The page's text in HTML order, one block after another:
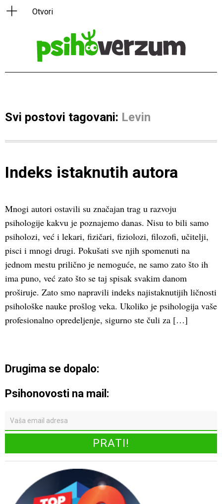
Svi postovi tagovani: Levin
Indeks istaknutih autora
Mnogi autori ostavili su značajan trag u razvoju
psihologije kakvu je poznajemo danas. Nisu to bili samo
psiholozi, već i lekari, fizičari, fiziolozi, filozofi, učitelji,
pisci i mnogi drugi. Pokušati sve njih spomenuti na
jednom mestu prilično je nemoguće, ne samo zato što ih
ima puno, već zato što se taj spisak svakim danom
proširuje. Zato smo napravili indeks najistaknutijih ličnosti
psihološke nauke prošlog veka. Ukoliko je psihologija vaše
profesionalno opredeljenje, sigurno ste čuli za […]
Drugima se dopalo:
Psihonovosti na mail: